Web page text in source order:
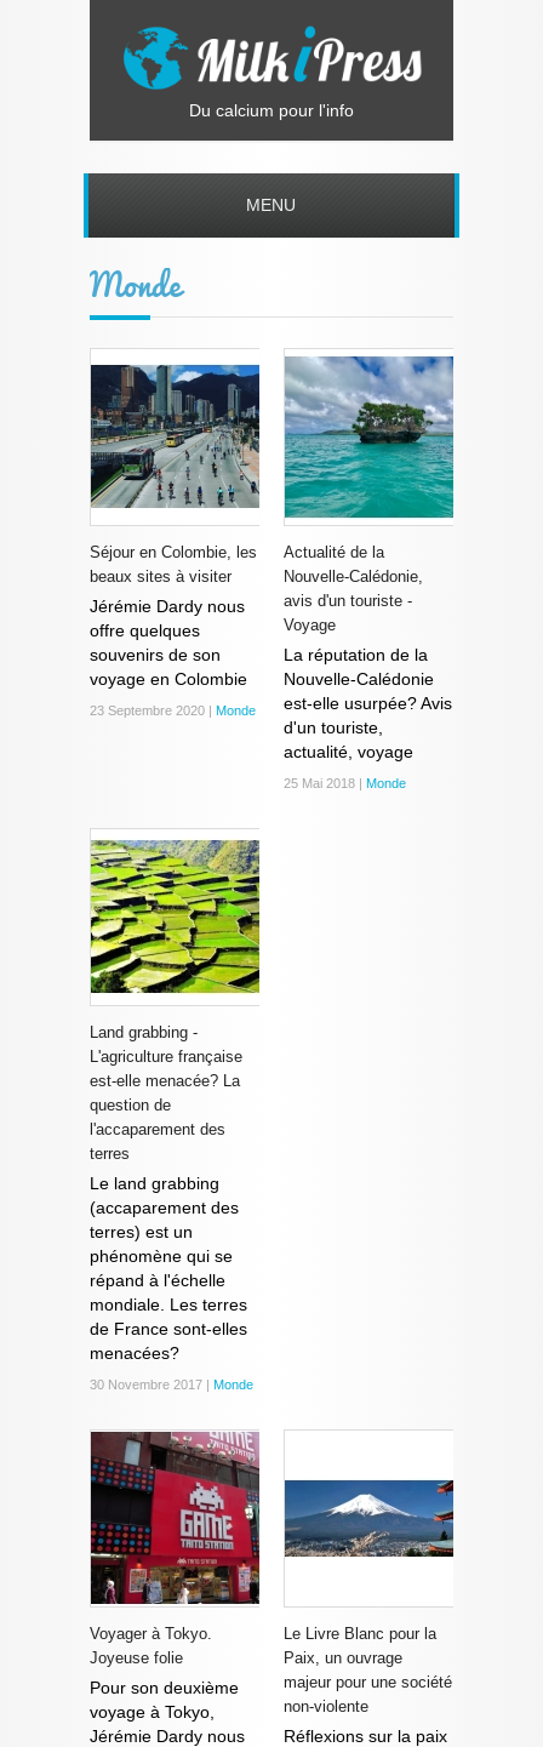
Du calcium pour l'info
MENU
Monde
Séjour en Colombie, les
beaux sites à visiter
Jérémie Dardy nous
offre quelques
souvenirs de son
voyage en Colombie
23 Septembre 2020 | Monde
Actualité de la
Nouvelle-Calédonie,
avis d'un touriste -
Voyage
La réputation de la
Nouvelle-Calédonie
est-elle usurpée? Avis
d'un touriste,
actualité, voyage
25 Mai 2018 | Monde
Land grabbing -
L'agriculture française
est-elle menacée? La
question de
l'accaparement des
terres
Le land grabbing
(accaparement des
terres) est un
phénomène qui se
répand à l'échelle
mondiale. Les terres
de France sont-elles
menacées?
30 Novembre 2017 | Monde
Voyager à Tokyo.
Joyeuse folie
Pour son deuxième
voyage à Tokyo,
Jérémie Dardy nous
Le Livre Blanc pour la
Paix, un ouvrage
majeur pour une société
non-violente
Réflexions sur la paix